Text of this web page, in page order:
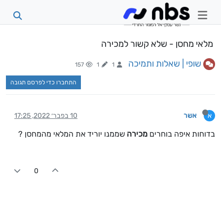
מלאי מחסן - שלא קשור למכירה
שופי | שאלות ותמיכה
1
1
157
התחברו כדי לפרסם תגובה
א אשר 10 בפבר׳ 2022, 17:25
בדוחות איפה בוחרים מכירה שממנו יוריד את המלאי מהמחסן ?
0